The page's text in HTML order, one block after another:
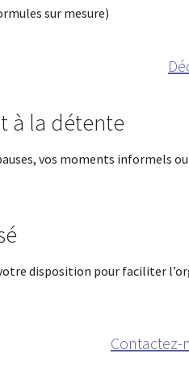
sur mesure)
à la détente
vos moments informels
disposition pour faciliter
Contactez-